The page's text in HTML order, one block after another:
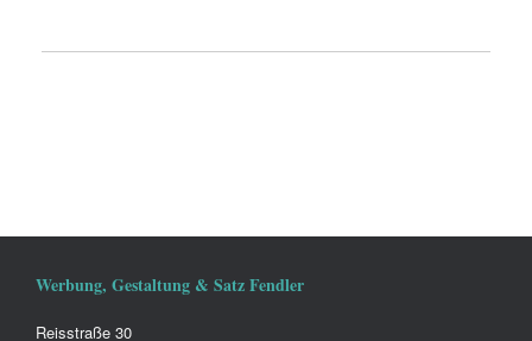
Werbung, Gestaltung & Satz Fendler
Reisstraße 30